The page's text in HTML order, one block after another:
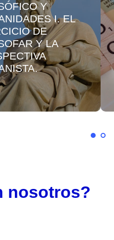
Y
I. EL
DE
Y LA
nosotros?